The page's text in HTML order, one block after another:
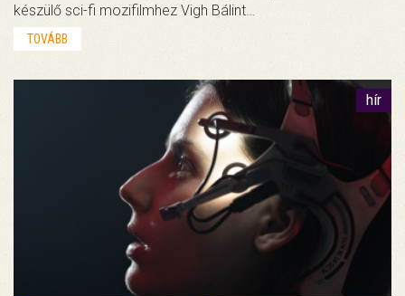
készülő sci-fi mozifilmhez Vigh Bálint…
TOVÁBB
hír